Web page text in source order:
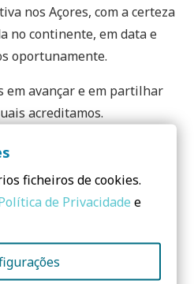
nos Açores, com a certeza
no continente, em data e
oportunamente.
em avançar e em partilhar
acreditamos.
em breve, com mais
ficheiros de cookies.
de Privacidade e